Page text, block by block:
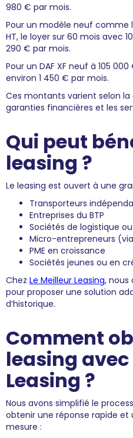
980 € par mois.
Pour un modèle neuf comme
HT, le loyer sur 60 mois avec
290 € par mois.
Pour un DAF XF neuf à 105
environ 1 450 € par mois.
Ces montants varient selon la
garanties financières et les
Qui peut
leasing ?
Le leasing est ouvert à une
Transporteurs
Entreprises du BTP
Sociétés de logistique
Micro-entrepreneurs (via
PME en croissance
Sociétés jeunes ou en
Chez Le Meilleur Leasing, nous
pour proposer une solution
d’historique.
Comment
leasing avec
Leasing ?
Nous avons simplifié le
obtenir une réponse rapide
mesure :